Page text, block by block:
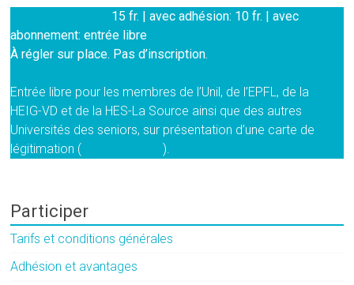
15 fr. | avec adhésion: 10 fr. | avec
abonnement: entrée libre
À régler sur place. Pas d’inscription.
Entrée libre pour les membres de l’Unil, de l’EPFL, de la
HEIG-VD et de la HES-La Source ainsi que des autres
Universités des seniors, sur présentation d’une carte de
légitimation ( voir conditions).
Participer
Tarifs et conditions générales
Adhésion et avantages